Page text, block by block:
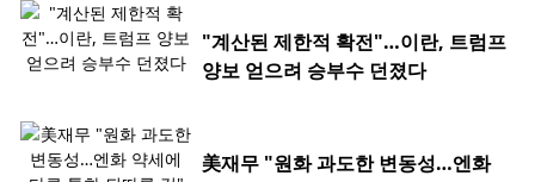
"계산된 제한적 확전"…이란, 트럼프
양보 얻으려 승부수 던졌다
美재무 "원화 과도한 변동성…엔화